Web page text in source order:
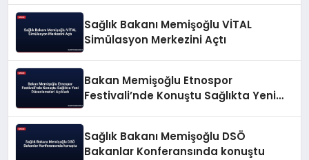
Sağlık Bakanı Memişoğlu VİTAL
Simülasyon Merkezini Açtı
Bakan Memişoğlu Etnospor
Festivali’nde Konuştu Sağlıkta Yeni
Sağlık Bakanı Memişoğlu DSÖ
Bakanlar Konferansında konuştu